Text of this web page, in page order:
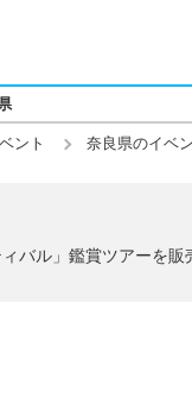
ント 奈良県のイベ
バル」鑑賞ツアーを販